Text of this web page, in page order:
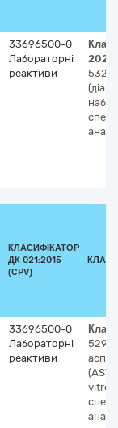
33696500-0
Лабораторні
реактиви
2023
53251
набір,
КЛАСИФІКАТОР
ДК 021:2015
(CPV)
33696500-0
Лабораторні
реактиви
(AST)
vitro),